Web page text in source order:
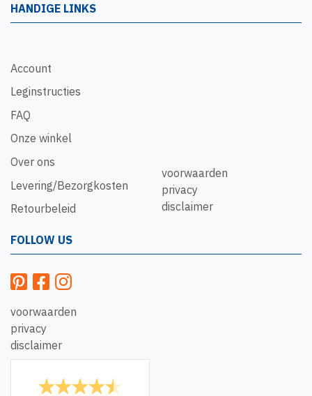
HANDIGE LINKS
Account
Leginstructies
FAQ
Onze winkel
Over ons
Levering/Bezorgkosten
Retourbeleid
voorwaarden
privacy
disclaimer
FOLLOW US
voorwaarden
privacy
disclaimer